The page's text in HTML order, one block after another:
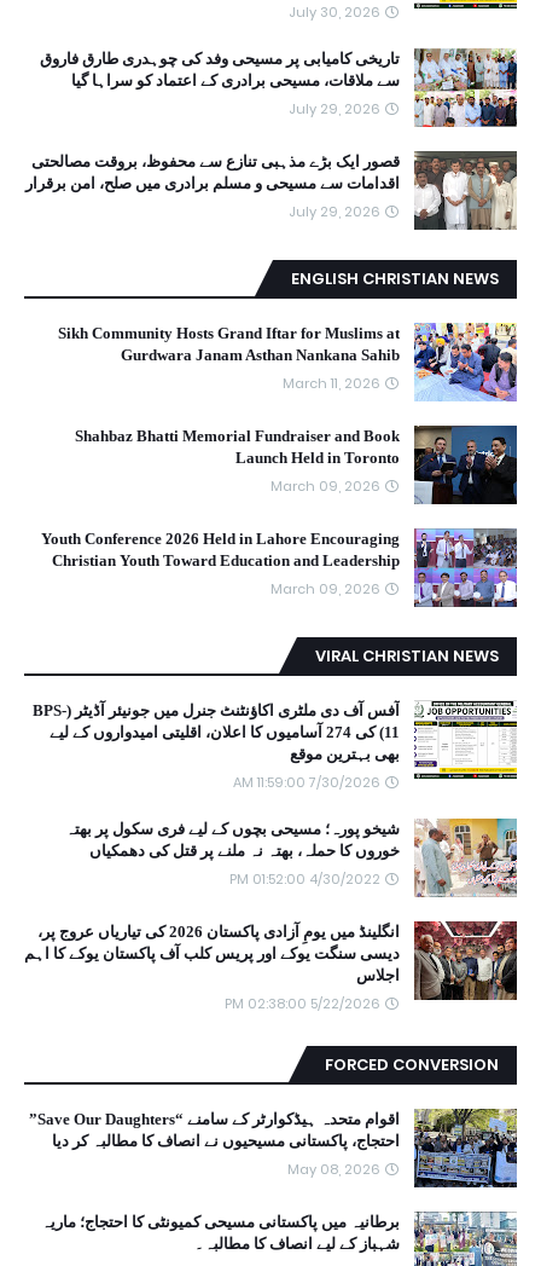
July 30, 2026
تاریخی کامیابی پر مسیحی وفد کی چوہدری طارق فاروق
سے ملاقات، مسیحی برادری کے اعتماد کو سراہا گیا
July 29, 2026
قصور ایک بڑے مذہبی تنازع سے محفوظ، بروقت مصالحتی
اقدامات سے مسیحی و مسلم برادری میں صلح، امن برقرار
July 29, 2026
ENGLISH CHRISTIAN NEWS
Sikh Community Hosts Grand Iftar for Muslims at
Gurdwara Janam Asthan Nankana Sahib
March 11, 2026
Shahbaz Bhatti Memorial Fundraiser and Book
Launch Held in Toronto
March 09, 2026
Youth Conference 2026 Held in Lahore Encouraging
Christian Youth Toward Education and Leadership
March 09, 2026
VIRAL CHRISTIAN NEWS
آفس آف دی ملٹری اکاؤنٹنٹ جنرل میں جونیئر آڈیٹر (BPS-
11) کی 274 آسامیوں کا اعلان، اقلیتی امیدواروں کے لیے
بھی بہترین موقع
7/30/2026 11:59:00 AM
شیخو پورہ؛ مسیحی بچوں کے لیے فری سکول پر بھتہ
خوروں کا حملہ، بھتہ نہ ملنے پر قتل کی دھمکیاں
4/30/2022 01:52:00 PM
انگلینڈ میں یومِ آزادی پاکستان 2026 کی تیاریاں عروج پر،
دیسی سنگت یوکے اور پریس کلب آف پاکستان یوکے کا اہم
اجلاس
5/22/2026 02:38:00 PM
FORCED CONVERSION
اقوام متحدہ ہیڈکوارٹر کے سامنے “Save Our Daughters”
احتجاج، پاکستانی مسیحیوں نے انصاف کا مطالبہ کر دیا
May 08, 2026
برطانیہ میں پاکستانی مسیحی کمیونٹی کا احتجاج؛ ماریہ
شہباز کے لیے انصاف کا مطالبہ۔